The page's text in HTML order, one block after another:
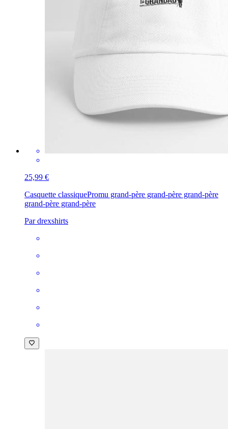
25,99 €
Casquette classiquePromu grand-père grand-père grand-père
grand-père grand-père
Par drexshirts